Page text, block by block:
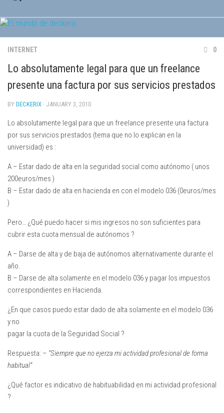
to
content
INTERNET 0
Lo absolutamente legal para que un freelance
presente una factura por sus servicios prestados
BY DECKERIX · JANUARY 3, 2010
Lo absolutamente legal para que un freelance presente una factura
por sus servicios prestados (tema que no lo explican en la
universidad) es :
A – Estar dado de alta en la seguridad social como autónomo ( unos
200euros/mes )
B – Estar dado de alta en hacienda en con el modelo 036 (0euros/mes
)
Pero… ¿Qué puedo hacer si mis ingresos no son suficientes para
cubrir esta cuota mensual de autónomos ?
A – Darse de alta y de baja de autónomos alternativamente durante el
año.
B – Darse de alta solamente en el modelo 036 y pagar los impuestos
correspondientes en Hacienda.
¿En que casos puedo estar dado de alta solamente en el modelo 036
y no
pagar la cuota de la Seguridad Social ?
Respuesta: – “Siempre que no ejerza mi actividad profesional de forma
habitual”
¿Qué factor es indicativo de habituabilidad en mi actividad profesional
?